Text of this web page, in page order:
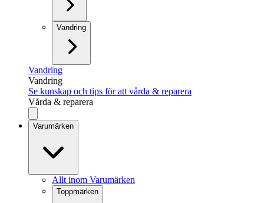
Vandring
Vandring
Vandring
Se kunskap och tips för att vårda & reparera
Vårda & reparera
Varumärken
Allt inom Varumärken
Toppmärken